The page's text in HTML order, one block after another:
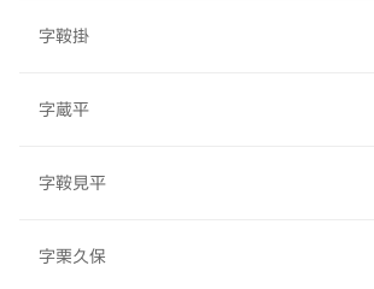
字鞍掛
字蔵平
字鞍見平
字栗久保